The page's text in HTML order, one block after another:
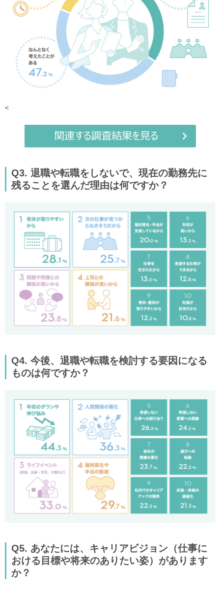
<
Q3. 退職や転職をしないで、現在の勤務先に
残ることを選んだ理由は何ですか？
Q4. 今後、退職や転職を検討する要因になる
ものは何ですか？
Q5. あなたには、キャリアビジョン（仕事に
おける目標や将来のありたい姿）があります
か？